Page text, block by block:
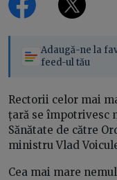
Adaugă-ne la
feed-ul tău
Rectorii celor mai
țară se împotrivesc
Sănătate de către
ministru Vlad
Cea mai mare